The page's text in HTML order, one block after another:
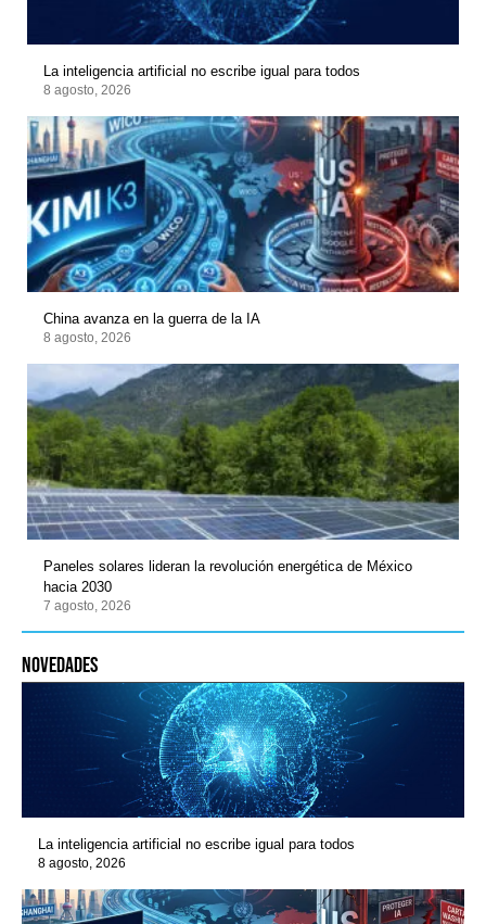
La inteligencia artificial no escribe igual para todos
8 agosto, 2026
China avanza en la guerra de la IA
8 agosto, 2026
Paneles solares lideran la revolución energética de México
hacia 2030
7 agosto, 2026
novedades
La inteligencia artificial no escribe igual para todos
8 agosto, 2026